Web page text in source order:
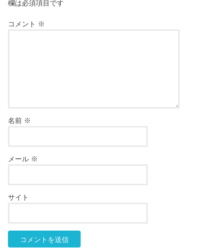
欄は必須項目です
コメント ※
名前 ※
メール ※
サイト